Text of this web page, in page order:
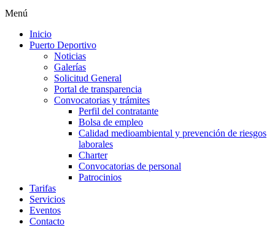
Menú
Inicio
Puerto Deportivo
Noticias
Galerías
Solicitud General
Portal de transparencia
Convocatorias y trámites
Perfil del contratante
Bolsa de empleo
Calidad medioambiental y prevención de riesgos
laborales
Charter
Convocatorias de personal
Patrocinios
Tarifas
Servicios
Eventos
Contacto